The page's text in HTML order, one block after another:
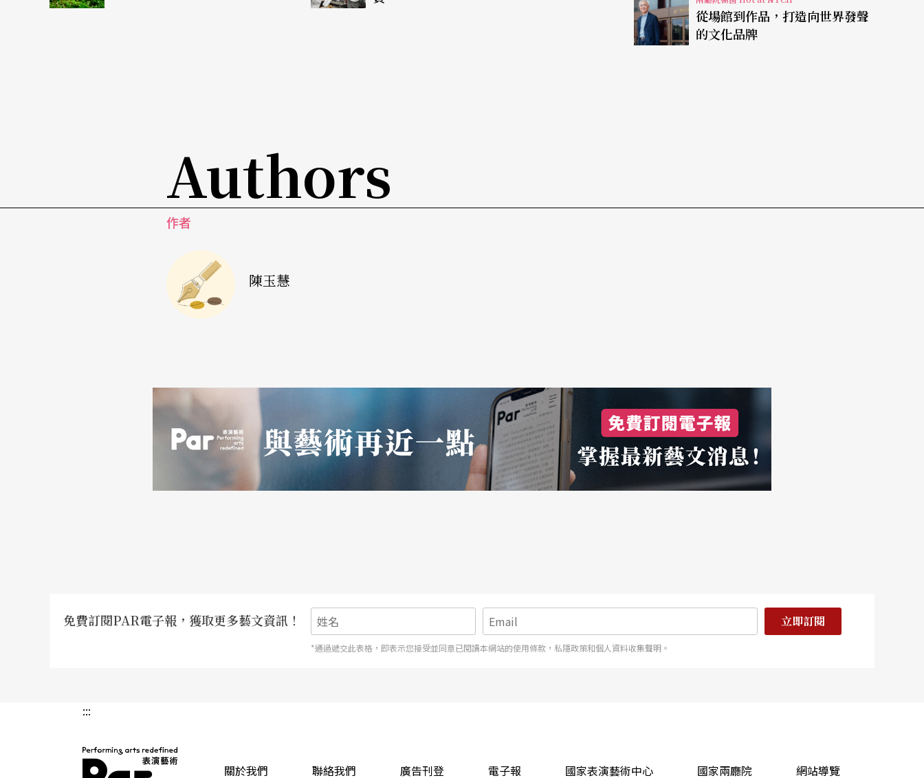
但是我們仍然在做藝術，在這「文創」兩字當道的時代，藝術家比任何時代都更卑微，因為在我
們這個所謂的文創社會，藝術家不但要懂得經營自己，更要懂得如何提案子申請補助，而提案的
文案有一定的寫法，一定的社會觀或文創邏輯，藝術家可能窮盡一生也不會寫那種文案，譬如我
我也不會經營我自己。我有一本小說《徵婚啟事》，改編成電影和舞台劇都很成功，現在也正在
改編成電視劇，但是三年前電影《非誠勿擾》衝出華人電影界最賣座的票房，幾億人民幣的收
入，該片把女版改成男版，製作方連告知我都不必。
其實，我自己覺得，創作本身還是好過交際應酬，至少好過寫文案，會寫文案的人才是文創業的
大贏家，但會寫文案的人最後就成功地做出好的藝術品嗎？到底要花多少時間寫文案？不會寫又
從場館到作品，打造向世界發聲
的文化品牌
Authors
作者
陳玉慧
免費訂閱PAR電子報，獲取更多藝文資訊！ 立即訂閱
*通過遞交此表格，即表示您接受並同意已閱讀本網站的使用條款，私隱政策和個人資料收集聲明。
:::
關於我們 聯絡我們 廣告刊登 電子報 國家表演藝術中心 國家兩廳院 網站導覽